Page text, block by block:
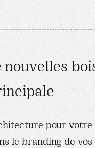
nouvelles
pour votre
le branding de